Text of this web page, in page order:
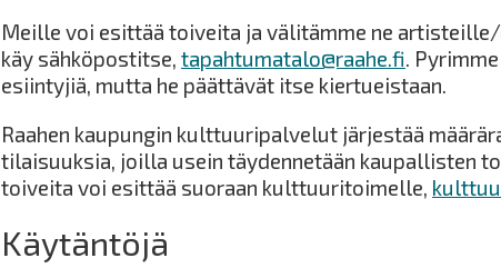
Meille voi esittää toiveita ja välitämme ne
käy sähköpostitse, tapahtumatalo@raahe.fi.
esiintyjiä, mutta he päättävät itse kiertueistaan.
Raahen kaupungin kulttuuripalvelut järjestää
tilaisuuksia, joilla usein täydennetään kaupallisten
toiveita voi esittää suoraan kulttuuritoimelle,
Käytäntöjä